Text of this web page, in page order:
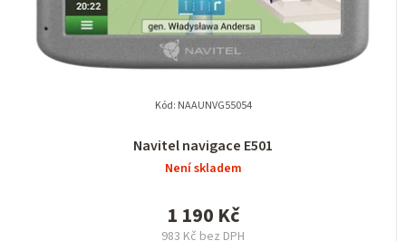
Navitel navigace E501
Není skladem
983 Kč bez DPH
1 190 Kč
Kód: NAAUNVG55054